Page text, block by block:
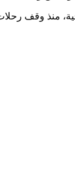
منذ وقف